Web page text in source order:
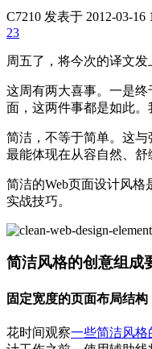
C7210 发表于 2012-03-16
23
周五了，将今次的译文
这周有两大喜事。一是
面，这两件事都是如此。
简洁，不等于简单。这
最能体现在从容自然、舒
简洁的Web页面设计风
实战技巧。
简洁风格的创意组成
固定宽度的页面布局结构
花时间观察一些简洁风格